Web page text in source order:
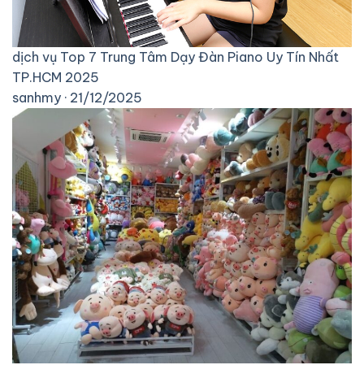
dịch vụ Top 7 Trung Tâm Dạy Đàn Piano Uy Tín Nhất
TP.HCM 2025
sanhmy · 21/12/2025